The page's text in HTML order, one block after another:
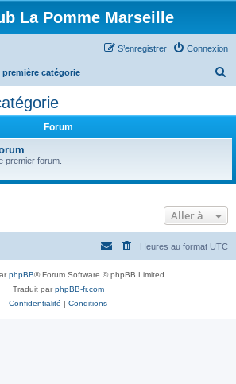
La Pomme Marseille
Connexion
S’enregistrer
première catégorie
c
e
Forum
premier forum.
Aller à
Heures au format UTC
phpBB® Forum Software © phpBB Limited
Traduit parphpBB-fr.com
Confidentialité | Conditions